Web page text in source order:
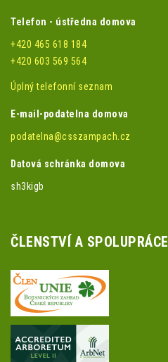
Telefon - ústředna domova
+420 465 618 184
+420 603 569 564
Úplný telefonní seznam
E-mail-podatelna domova
podatelna@csszampach.cz
Datová schránka domova
sh3kigb
ČLENSTVÍ A SPOLUPRÁCE